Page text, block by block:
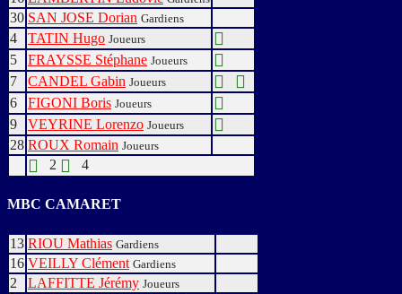
30 SAN JOSE Dorian Gardiens
4 TATIN Hugo Joueurs
5 FRAYSSE Stéphane Joueurs
7 CANDEL Gabin Joueurs
6 FIGONI Boris Joueurs
9 VEYRINE Lorenzo Joueurs
28 ROUX Romain Joueurs
2 4
MBC CAMARET
13 RIOU Mathias Gardiens
16 VEILLY Clément Gardiens
2 LAFFITTE Jérémy Joueurs